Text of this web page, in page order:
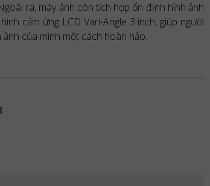
ra, máy ảnh còn tích hợp ổn định hình ảnh
cảm ứng LCD Vari-Angle 3 inch, giúp người
của mình một cách hoàn hảo.